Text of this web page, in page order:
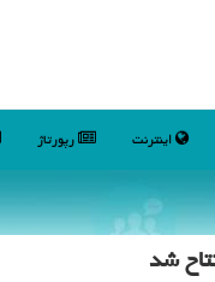
اینترنت رپورتاژ
شد